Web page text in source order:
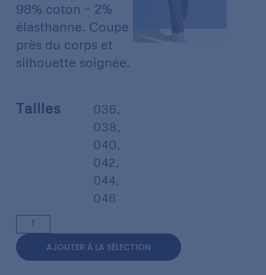
98% coton – 2%
élasthanne. Coupe
près du corps et
silhouette soignée.
Tailles 036,
038,
040,
042,
044,
046
AJOUTER À LA SÉLECTION